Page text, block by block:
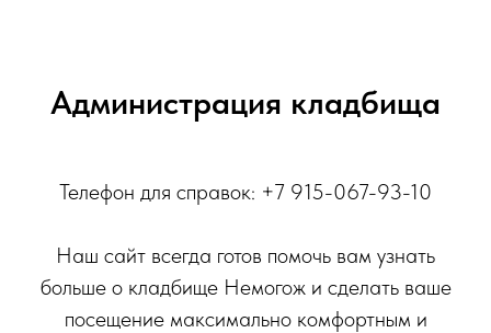
Администрация кладбища
Телефон для справок: +7 915-067-93-10
Наш сайт всегда готов помочь вам узнать
больше о кладбище Немогож и сделать ваше
посещение максимально комфортным и